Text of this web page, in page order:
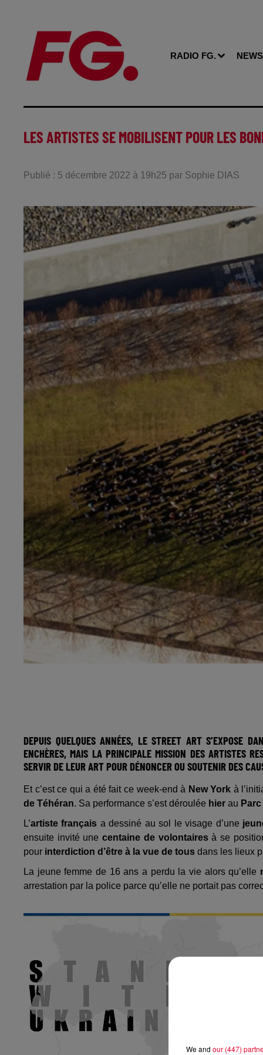
RADIO FG. NEWS
LES ARTISTES SE MOBILISENT POUR LES
Publié : 5 décembre 2022 à 19h25 par Sophie DIAS
DEPUIS QUELQUES ANNÉES, LE STREET ART S’EXPOSE
ENCHÈRES, MAIS LA PRINCIPALE MISSION DES ARTISTES
SERVIR DE LEUR ART POUR DÉNONCER OU SOUTENIR DES
Et c’est ce qui a été fait ce week-end à New York à
de Téhéran. Sa performance s’est déroulée hier au
L’artiste français a dessiné au sol le visage d’une
ensuite invité unecentaine de volontairesà se
pour interdiction d’être à la vue de tous dans les lieux
La jeune femme de 16 ans a perdu la vie alors qu’elle
arrestation par la police parce qu’elle ne portait pas
We and our (447)